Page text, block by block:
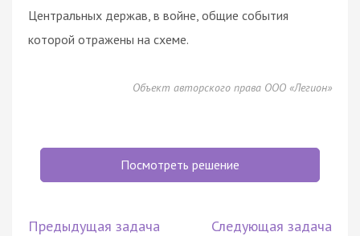
Центральных держав, в войне, общие события
которой отражены на схеме.
Объект авторского права ООО «Легион»
Посмотреть решение
Предыдущая задача Следующая задача